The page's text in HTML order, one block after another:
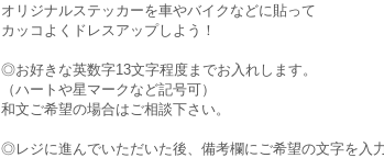
オリジナルステッカーを車やバイクなどに貼って
カッコよくドレスアップしよう！
◎お好きな英数字13文字程度までお入れします。
（ハートや星マークなど記号可）
和文ご希望の場合はご相談下さい。
◎レジに進んでいただいた後、備考欄にご希望の文字を入力